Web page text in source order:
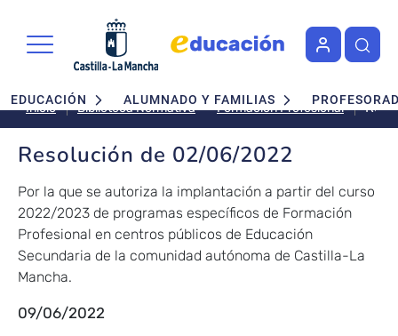
Navegación principal
EDUCACIÓN ALUMNADO Y FAMILIAS
Inicio Biblioteca Normativa Formación Profesional
de
Resolución de 02/06/2022
Por la que se autoriza la implantación a partir del curso
2022/2023 de programas específicos de Formación
Profesional en centros públicos de Educación
Secundaria de la comunidad autónoma de Castilla-La
Mancha.
09/06/2022